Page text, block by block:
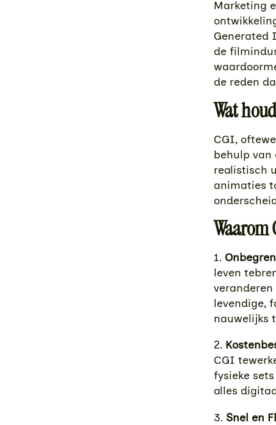
Marketing
Generated
de
de reden
Wat
CGI,
behulp van
realistisch
animaties
1.
leven
levendige,
nauwelijks
2.
CGI
fysieke
alles
3. Snel en